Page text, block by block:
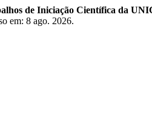
de Iniciação Científica da
em: 8 ago. 2026.